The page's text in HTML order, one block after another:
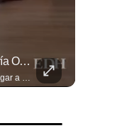
La Normativa Que Podría Obligar A Miles De Solicitantes A Salir De Estados Unidos Para Tramitar Su Residencia En Sus Países De Origen Sigue Vigente.
La normativa que podría obligar a miles de solicitantes a salir de Estados Unidos para tramitar su residencia en sus países de origen sigue vigente. ¿A quiénes podría afectar? Sandra Guevara lo explica. Más información en ➡️ eldiariodehoy.com #Migración #residenciapermanente #USA